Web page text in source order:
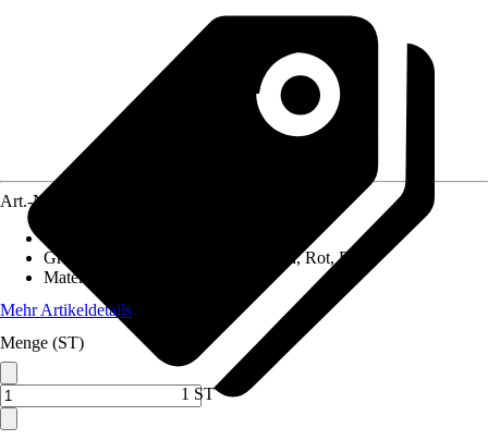
Art.-Nr.
Grundfarbe
Weiß, Blau, Gelb, Grün, Rot, Pink
Material
Mehr Artikeldetails
Menge (ST)
1 ST